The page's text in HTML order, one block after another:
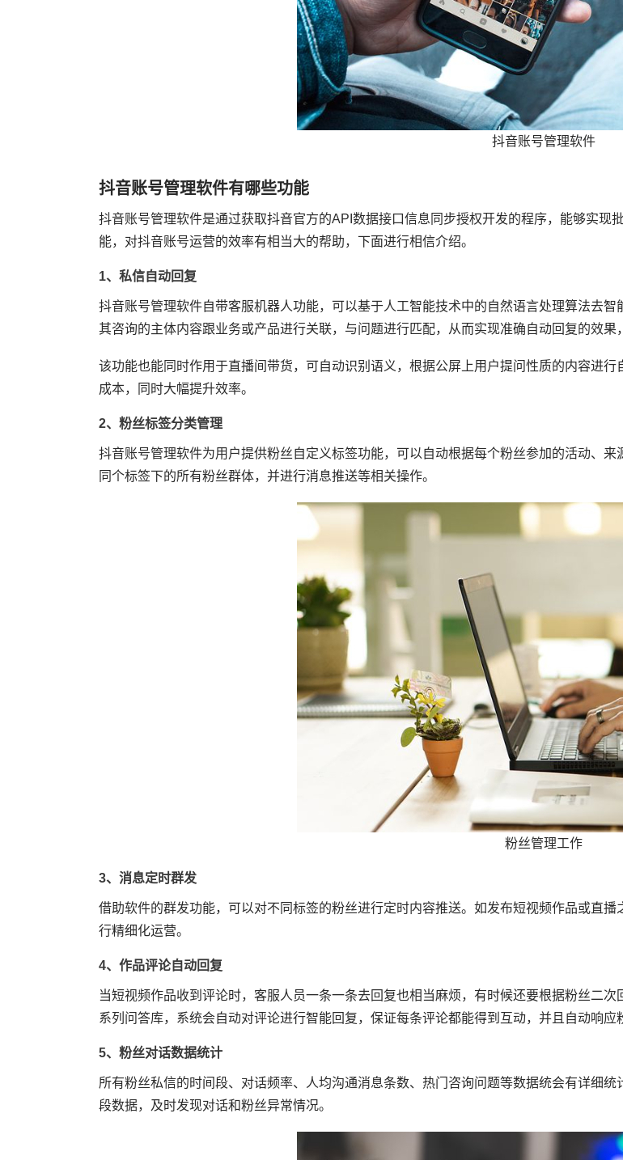
抖音账号管理软件
抖音账号管理软件有哪些功能
抖音账号管理软件是通过获取抖音官方的API数据接口信息同步授权开发的程序，能够实现
能，对抖音账号运营的效率有相当大的帮助，下面进行相信介绍。
1、私信自动回复
抖音账号管理软件自带客服机器人功能，可以基于人工智能技术中的自然语言处理算法去
其咨询的主体内容跟业务或产品进行关联，与问题进行匹配，从而实现准确自动回复的效果
该功能也能同时作用于直播间带货，可自动识别语义，根据公屏上用户提问性质的内容进
成本，同时大幅提升效率。
2、粉丝标签分类管理
抖音账号管理软件为用户提供粉丝自定义标签功能，可以自动根据每个粉丝参加的活动、
同个标签下的所有粉丝群体，并进行消息推送等相关操作。
粉丝管理工作
3、消息定时群发
借助软件的群发功能，可以对不同标签的粉丝进行定时内容推送。如发布短视频作品或直
行精细化运营。
4、作品评论自动回复
当短视频作品收到评论时，客服人员一条一条去回复也相当麻烦，有时候还要根据粉丝二
系列问答库，系统会自动对评论进行智能回复，保证每条评论都能得到互动，并且自动响应
5、粉丝对话数据统计
所有粉丝私信的时间段、对话频率、人均沟通消息条数、热门咨询问题等数据统会有详细
段数据，及时发现对话和粉丝异常情况。